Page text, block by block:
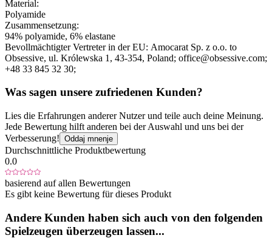
Material:
Polyamide
Zusammensetzung:
94% polyamide, 6% elastane
Bevollmächtigter Vertreter in der EU: Amocarat Sp. z o.o. to
Obsessive, ul. Królewska 1 , 43-354, Poland; office@obsessive.com;
+48 33 845 32 30;
Was sagen unsere zufriedenen Kunden?
Lies die Erfahrungen anderer Nutzer und teile auch deine Meinung.
Jede Bewertung hilft anderen bei der Auswahl und uns bei der
Verbesserung! Oddaj mnenje
Durchschnittliche Produktbewertung
0.0
basierend auf allen Bewertungen
Es gibt keine Bewertung für dieses Produkt
Andere Kunden haben sich auch von den folgenden
Spielzeugen überzeugen lassen...